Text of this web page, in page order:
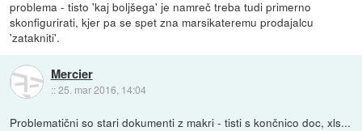
problema - tisto 'kaj boljšega' je namreč treba tudi primerno
skonfigurirati, kjer pa se spet zna marsikateremu prodajalcu
'zatakniti'.
Mercier
::25. mar 2016, 14:04
Problematični so stari dokumenti z makri - tisti s končnico doc, xls...